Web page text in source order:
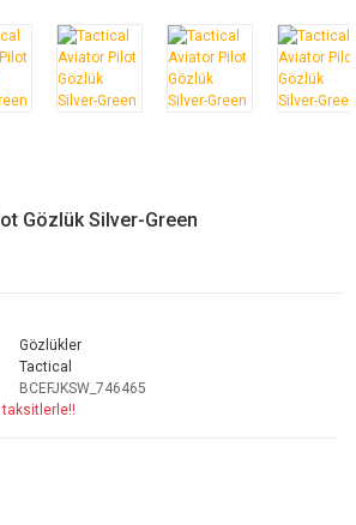
Gözlük Silver-Green
Gözlükler
Tactical
BCEFJKSW_746465
taksitlerle!!